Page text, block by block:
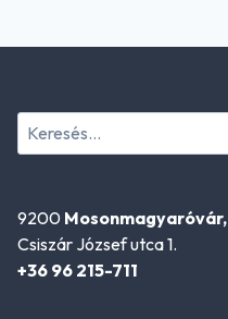
Keresés:
9200 Mosonmagyaróvár,
Csiszár József utca 1.
+36 96 215-711